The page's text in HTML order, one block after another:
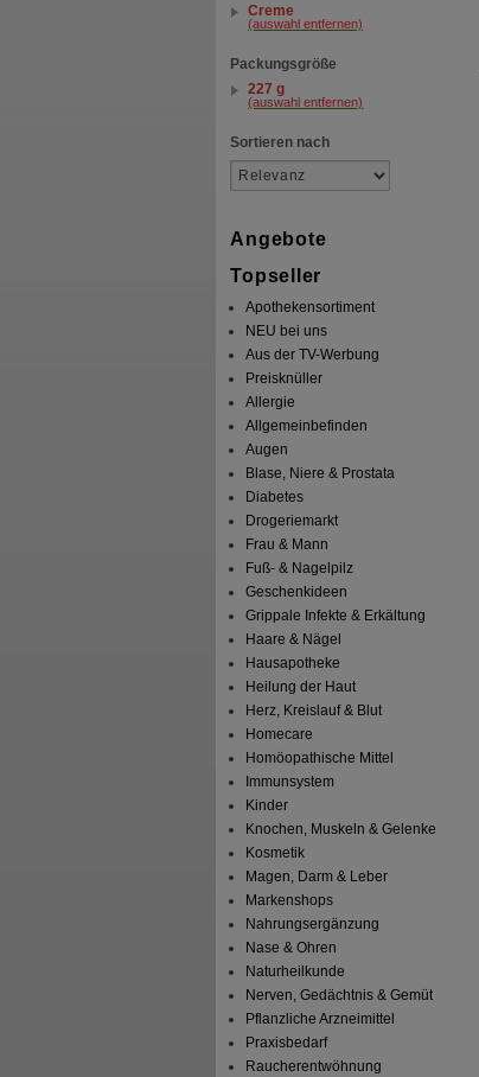
Creme
(auswahl entfernen)
Packungsgröße
227 g
(auswahl entfernen)
Sortieren nach
Angebote
Topseller
Apothekensortiment
NEU bei uns
Aus der TV-Werbung
Preisknüller
Allergie
Allgemeinbefinden
Augen
Blase, Niere & Prostata
Diabetes
Drogeriemarkt
Frau & Mann
Fuß- & Nagelpilz
Geschenkideen
Grippale Infekte & Erkältung
Haare & Nägel
Hausapotheke
Heilung der Haut
Herz, Kreislauf & Blut
Homecare
Homöopathische Mittel
Immunsystem
Kinder
Knochen, Muskeln & Gelenke
Kosmetik
Magen, Darm & Leber
Markenshops
Nahrungsergänzung
Nase & Ohren
Naturheilkunde
Nerven, Gedächtnis & Gemüt
Pflanzliche Arzneimittel
Praxisbedarf
Raucherentwöhnung